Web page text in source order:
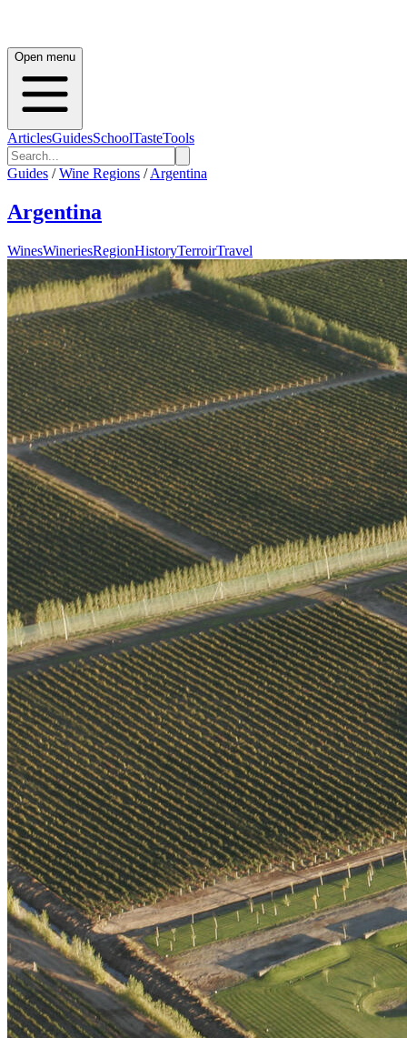
Open menu
ArticlesGuidesSchoolTasteTools
Guides / Wine Regions / Argentina
Argentina
WinesWineriesRegionHistoryTerroirTravel